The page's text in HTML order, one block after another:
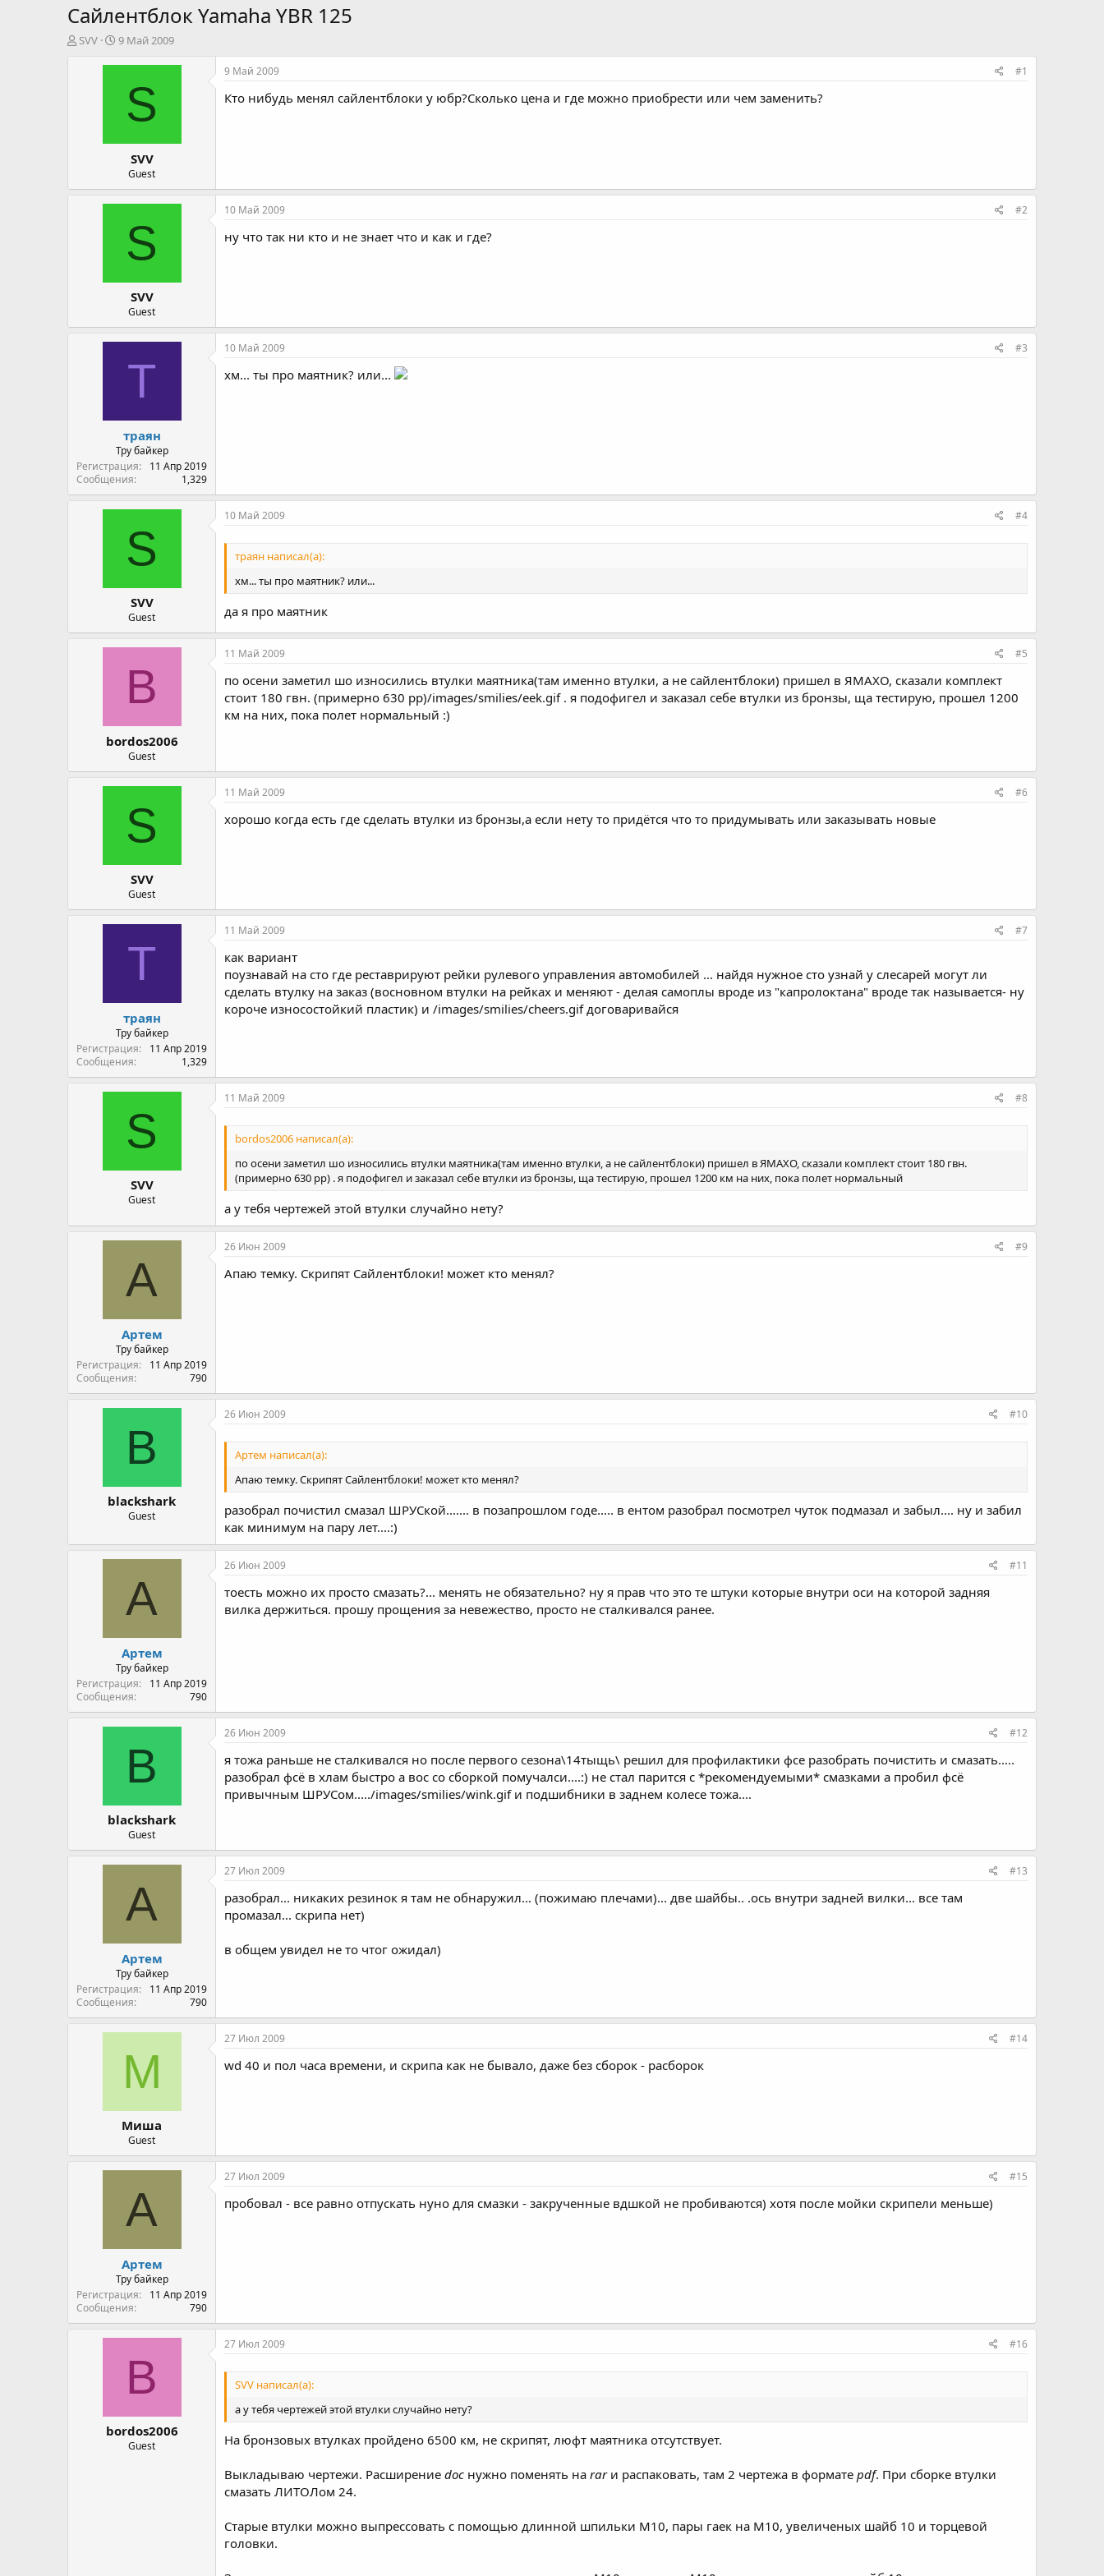
Сайлентблок Yamaha YBR 125
А
SVV
Д
т
а
9 Май 2009
S
SVV
Guest
9 Май 2009 #1
Кто нибудь менял сайлентблоки у юбр?Сколько цена и где можно приобрести или чем заменить?
S
SVV
Guest
10 Май 2009 #2
ну что так ни кто и не знает что и как и где?
Т
траян
Тру байкер
Регистрация
11 Апр 2019
Сообщения
1,329
10 Май 2009 #3
хм... ты про маятник? или...
S
SVV
Guest
10 Май 2009 #4
траян написал(а):
хм... ты про маятник? или...
да я про маятник
B
bordos2006
Guest
11 Май 2009 #5
по осени заметил шо износились втулки маятника(там именно втулки, а не сайлентблоки) пришел в ЯМАХО, сказали комплект
стоит 180 гвн. (примерно 630 рр)/images/smilies/eek.gif . я подофигел и заказал себе втулки из бронзы, ща тестирую, прошел 1200
км на них, пока полет нормальный :)
S
SVV
Guest
11 Май 2009 #6
хорошо когда есть где сделать втулки из бронзы,а если нету то придётся что то придумывать или заказывать новые
Т
траян
Тру байкер
Регистрация
11 Апр 2019
Сообщения
1,329
11 Май 2009 #7
как вариант
поузнавай на сто где реставрируют рейки рулевого управления автомобилей ... найдя нужное сто узнай у слесарей могут ли
сделать втулку на заказ (восновном втулки на рейках и меняют - делая самоплы вроде из "капролоктана" вроде так называется- ну
короче износостойкий пластик) и /images/smilies/cheers.gif договаривайся
S
SVV
Guest
11 Май 2009 #8
bordos2006 написал(а):
по осени заметил шо износились втулки маятника(там именно втулки, а не сайлентблоки) пришел в ЯМАХО, сказали комплект стоит 180 гвн.
(примерно 630 рр) . я подофигел и заказал себе втулки из бронзы, ща тестирую, прошел 1200 км на них, пока полет нормальный
а у тебя чертежей этой втулки случайно нету?
А
Артем
Тру байкер
Регистрация
11 Апр 2019
Сообщения
790
26 Июн 2009 #9
Апаю темку. Скрипят Сайлентблоки! может кто менял?
B
blackshark
Guest
26 Июн 2009 #10
Артем написал(а):
Апаю темку. Скрипят Сайлентблоки! может кто менял?
разобрал почистил смазал ШРУСкой....... в позапрошлом годе..... в ентом разобрал посмотрел чуток подмазал и забыл.... ну и забил
как минимум на пару лет....:)
А
Артем
Тру байкер
Регистрация
11 Апр 2019
Сообщения
790
26 Июн 2009 #11
тоесть можно их просто смазать?... менять не обязательно? ну я прав что это те штуки которые внутри оси на которой задняя
вилка держиться. прошу прощения за невежество, просто не сталкивался ранее.
B
blackshark
Guest
26 Июн 2009 #12
я тожа раньше не сталкивался но после первого сезона\14тыщь\ решил для профилактики фсе разобрать почистить и смазать.....
разобрал фсё в хлам быстро а вос со сборкой помучалси....:) не стал парится с *рекомендуемыми* смазками а пробил фсё
привычным ШРУСом...../images/smilies/wink.gif и подшибники в заднем колесе тожа....
А
Артем
Тру байкер
Регистрация
11 Апр 2019
Сообщения
790
27 Июл 2009 #13
разобрал... никаких резинок я там не обнаружил... (пожимаю плечами)... две шайбы.. .ось внутри задней вилки... все там
промазал... скрипа нет)
в общем увидел не то чтог ожидал)
М
Миша
Guest
27 Июл 2009 #14
wd 40 и пол часа времени, и скрипа как не бывало, даже без сборок - расборок
А
Артем
Тру байкер
Регистрация
11 Апр 2019
Сообщения
790
27 Июл 2009 #15
пробовал - все равно отпускать нуно для смазки - закрученные вдшкой не пробиваются) хотя после мойки скрипели меньше)
B
bordos2006
Guest
27 Июл 2009 #16
SVV написал(а):
а у тебя чертежей этой втулки случайно нету?
На бронзовых втулках пройдено 6500 км, не скрипят, люфт маятника отсутствует.
Выкладываю чертежи. Расширение doc нужно поменять на rarи распаковать, там 2 чертежа в формате pdf. При сборке втулки
смазать ЛИТОЛом 24.
Старые втулки можно выпрессовать с помощью длинной шпильки М10, пары гаек на М10, увеличеных шайб 10 и торцевой
головки.